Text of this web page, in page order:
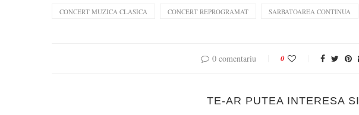
CONCERT MUZICA CLASICA CONCERT REPROGRAMAT SARBATOAREA CONTINUA
0 comentariu 0
TE-AR PUTEA INTERESA SI